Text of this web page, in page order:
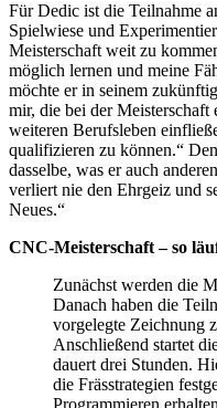
Für Dedic ist die Teilnahme
Spielwiese und
Meisterschaft weit zu
möglich lernen und meine
möchte er in seinem
mir, die bei der Meisterschaft
weiteren Berufsleben
qualifizieren zu können.“
dasselbe, was er auch
verliert nie den Ehrgeiz und
Neues.“
CNC-Meisterschaft – so
Zunächst werden die
Danach haben die
vorgelegte Zeichnung
Anschließend startet
dauert drei Stunden.
die Frässtrategien
Programmieren